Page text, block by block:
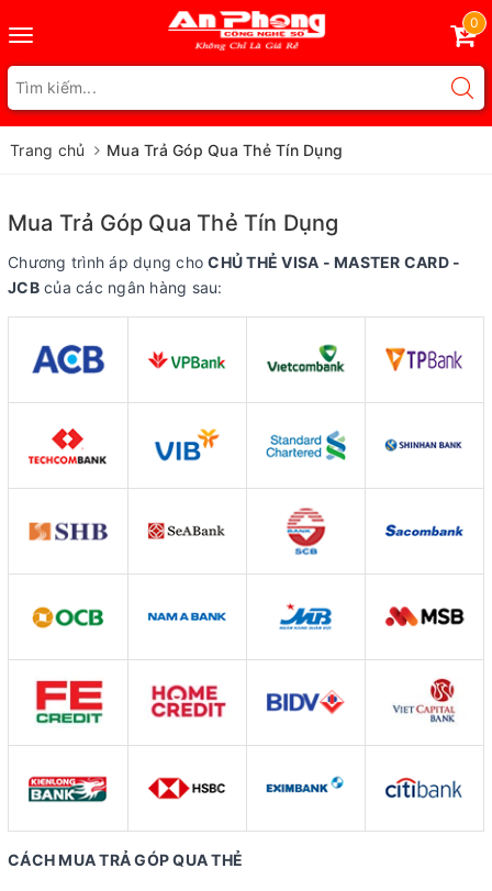
Toggle
navigation
0
Trang chủ Mua Trả Góp Qua Thẻ Tín Dụng
Mua Trả Góp Qua Thẻ Tín Dụng
Chương trình áp dụng choCHỦ THẺ VISA - MASTER CARD -
JCBcủa các ngân hàng sau:
CÁCH MUA TRẢ GÓP QUA THẺ